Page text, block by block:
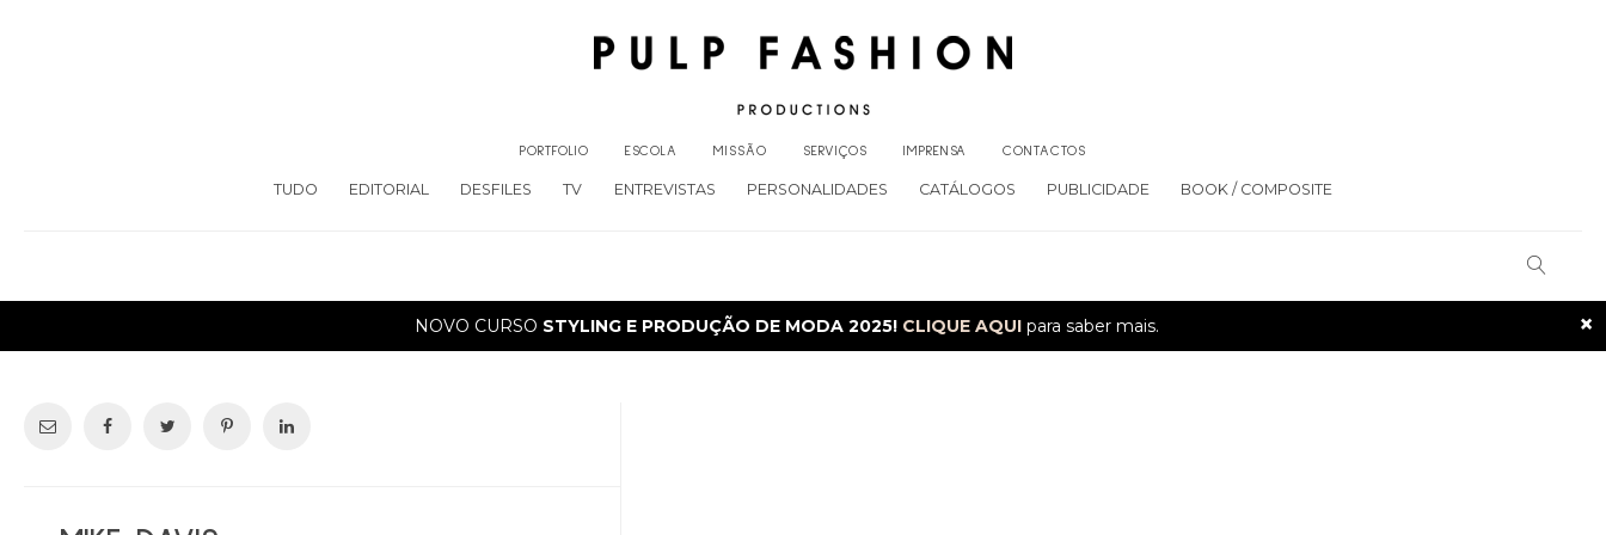
PORTFOLIO ESCOLA MISSÃO SERVIÇOS IMPRENSA CONTACTOS
TUDO EDITORIAL DESFILES TV ENTREVISTAS PERSONALIDADES CATÁLOGOS PUBLICIDADE BOOK / COMPOSITE
×
NOVO CURSO STYLING E PRODUÇÃO DE MODA 2025! CLIQUE AQUIpara saber mais.